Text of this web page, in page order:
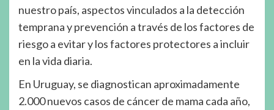
nuestro país, aspectos vinculados a la detección
temprana y prevención a través de los factores de
riesgo a evitar y los factores protectores a incluir
en la vida diaria.
En Uruguay, se diagnostican aproximadamente
2.000 nuevos casos de cáncer de mama cada año,